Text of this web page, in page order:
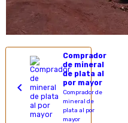
Comprador
de mineral
de plata al
por mayor
Comprador de
mineral de
plata al por
mayor